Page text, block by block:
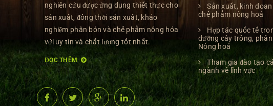
nghiên cứu được ứng dụng thiết thực cho
sản xuất, đồng thời sản xuất, khảo
nghiệm phân bón và chế phẩm nông hóa
với uy tín và chất lượng tốt nhất.
ĐỌC THÊM
Sản xuất, kinh
chế phẩm nông hoá
Hợp tác quốc tế
dưỡng cây trồng,
Nông hoá
Tham gia đào tạo
ngành về lĩnh vực